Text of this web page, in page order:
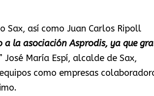
Sax, así como Juan Carlos Ripoll
la asociación Asprodis, ya que
José María Espí, alcalde de Sax,
como empresas